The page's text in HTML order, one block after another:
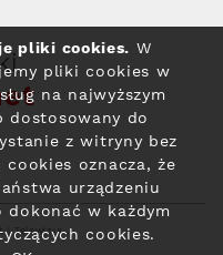
i Telewizja
pliki cookies. W
pliki cookies w
na najwyższym
dostosowany do
z witryny bez
oznacza, że
urządzeniu
dokonać w każdym
cookies.